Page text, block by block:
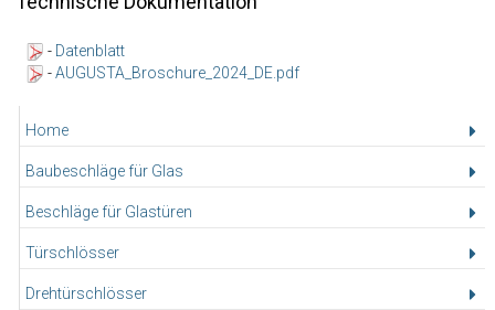
Home
Baubeschläge für Glas
Beschläge für Glastüren
Türschlösser
Drehtürschlösser
- Datenblatt
-AUGUSTA_Broschure_2024_DE.pdf